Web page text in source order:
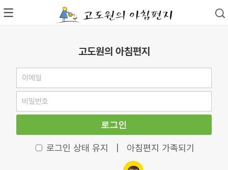
고도원의 아침편지
로그인
로그인 상태 유지 아침편지 가족되기